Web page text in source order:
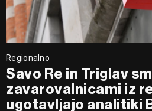
Regionalno
Savo Re in Triglav
zavarovalnicami iz
ugotavljajo analitiki